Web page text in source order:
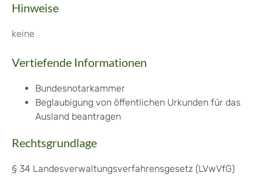
Hinweise
keine
Vertiefende Informationen
Bundesnotarkammer
Beglaubigung von öffentlichen Urkunden für das
Ausland beantragen
Rechtsgrundlage
§ 34 Landesverwaltungsverfahrensgesetz (LVwVfG)